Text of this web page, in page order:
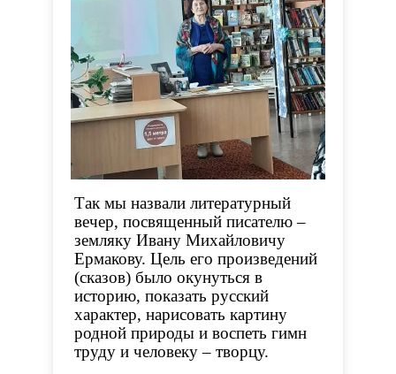
Так мы назвали литературный
вечер, посвященный писателю –
земляку Ивану Михайловичу
Ермакову. Цель его произведений
(сказов) было окунуться в
историю, показать русский
характер, нарисовать картину
родной природы и воспеть гимн
труду и человеку – творцу.